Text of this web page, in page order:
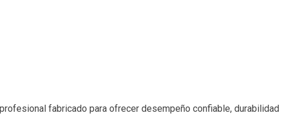
fabricado para ofrecer desempeño confiable,